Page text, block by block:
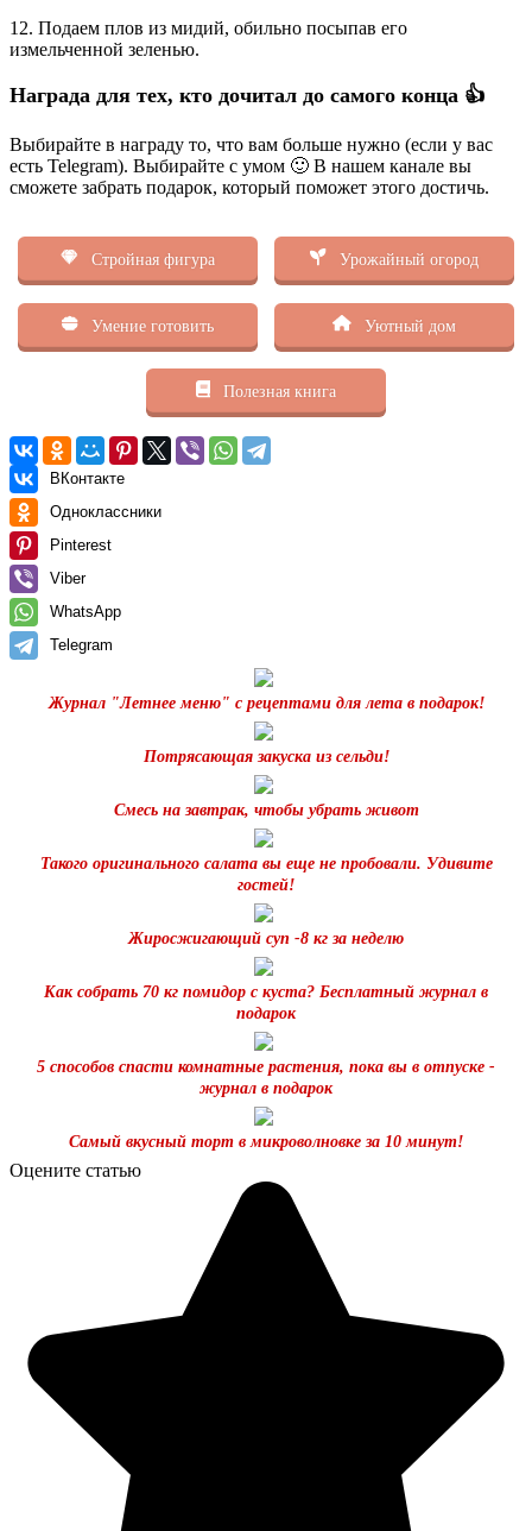
12. Подаем плов из мидий, обильно посыпав его
измельченной зеленью.
Награда для тех, кто дочитал до самого конца 👍
Выбирайте в награду то, что вам больше нужно (если у вас
есть Telegram). Выбирайте с умом 🙂 В нашем канале вы
сможете забрать подарок, который поможет этого достичь.
Стройная фигура Урожайный огород
Умение готовить Уютный дом
Полезная книга
ВКонтакте
Одноклассники
Pinterest
Viber
WhatsApp
Telegram
Журнал "Летнее меню" с рецептами для лета в подарок!
Потрясающая закуска из сельди!
Смесь на завтрак, чтобы убрать живот
Такого оригинального салата вы еще не пробовали. Удивите
гостей!
Жиросжигающий суп -8 кг за неделю
Как собрать 70 кг помидор с куста? Бесплатный журнал в
подарок
5 способов спасти комнатные растения, пока вы в отпуске -
журнал в подарок
Самый вкусный торт в микроволновке за 10 минут!
Оцените статью